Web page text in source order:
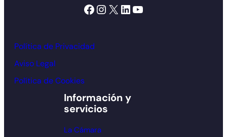
Facebook Instagram X LinkedIn YouTube
Política de Privacidad
Aviso Legal
Política de Cookies
Información y
servicios
La Cámara